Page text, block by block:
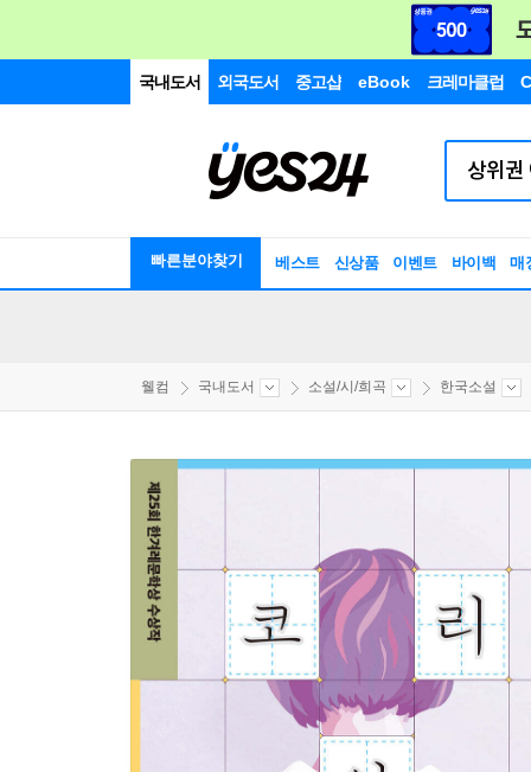
국내도서 외국도서 중고샵 eBook 크레마클럽
빠른분야찾기 베스트 신상품 이벤트 바이백 매
웰컴 국내도서 소설/시/희곡 한국소설